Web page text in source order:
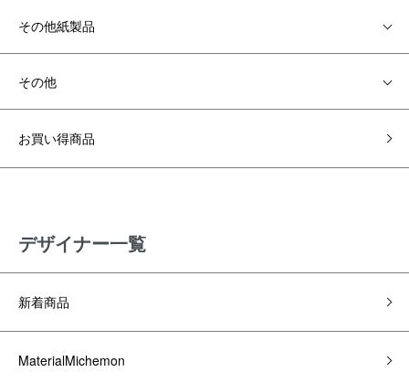
その他紙製品
その他
お買い得商品
デザイナー一覧
新着商品
MaterialMichemon